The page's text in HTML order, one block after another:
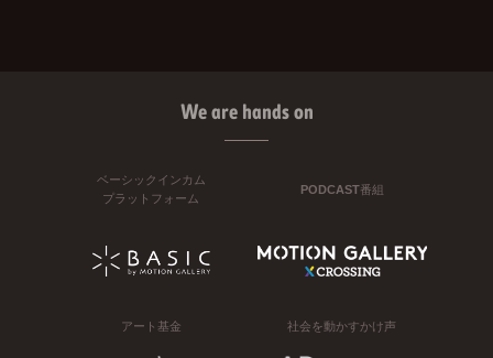
We are hands on
ベーシックインカム
プラットフォーム
PODCAST番組
アート基金 社会を動かすかけ声